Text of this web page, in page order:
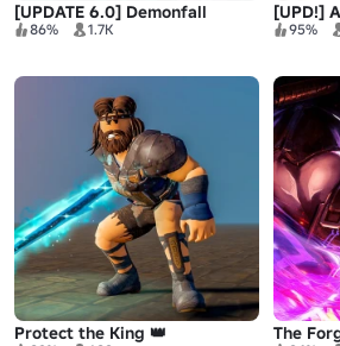
[UPDATE 6.0] Demonfall
86% 1.7K
[UPD!]
95%
Protect the King 👑 The